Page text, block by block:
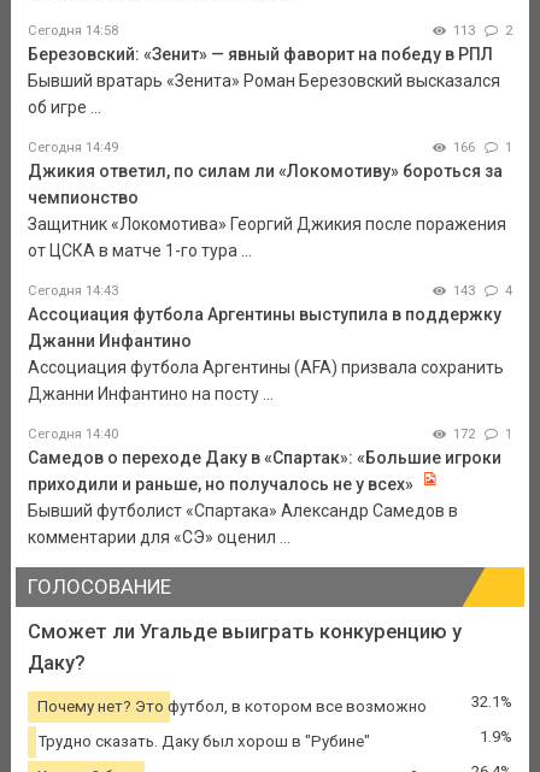
Сегодня 14:58 113 2
Березовский: «Зенит» — явный фаворит на победу в РПЛ
Бывший вратарь «Зенита» Роман Березовский высказался
об игре ...
Сегодня 14:49 166 1
Джикия ответил, по силам ли «Локомотиву» бороться за
чемпионство
Защитник «Локомотива» Георгий Джикия после поражения
от ЦСКА в матче 1-го тура ...
Сегодня 14:43 143 4
Ассоциация футбола Аргентины выступила в поддержку
Джанни Инфантино
Ассоциация футбола Аргентины (AFA) призвала сохранить
Джанни Инфантино на посту ...
Сегодня 14:40 172 1
Самедов о переходе Даку в «Спартак»: «Большие игроки
приходили и раньше, но получалось не у всех»
Бывший футболист «Спартака» Александр Самедов в
комментарии для «СЭ» оценил ...
ГОЛОСОВАНИЕ
Сможет ли Угальде выиграть конкуренцию у
Даку?
Почему нет? Это футбол, в котором все возможно 32.1%
Трудно сказать. Даку был хорош в "Рубине" 1.9%